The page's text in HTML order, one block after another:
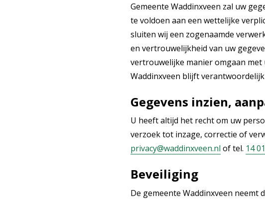
Gemeente Waddinxveen zal uw
te voldoen aan een wettelijke
sluiten wij een zogenaamde
en vertrouwelijkheid van uw
vertrouwelijke manier omgaan met
Waddinxveen blijft
Gegevens inzien,
U heeft altijd het recht om uw
verzoek tot inzage, correctie of
privacy@waddinxveen.nl of tel. 14
Beveiliging
De gemeente Waddinxveen neemt